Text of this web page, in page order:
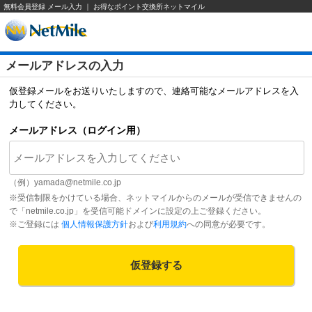
無料会員登録 メール入力 ｜ お得なポイント交換所ネットマイル
メールアドレスの入力
仮登録メールをお送りいたしますので、連絡可能なメールアドレスを入
力してください。
メールアドレス（ログイン用）
（例）yamada@netmile.co.jp
※受信制限をかけている場合、ネットマイルからのメールが受信できませんの
で「netmile.co.jp」を受信可能ドメインに設定の上ご登録ください。
※ご登録には 個人情報保護方針および利用規約への同意が必要です。